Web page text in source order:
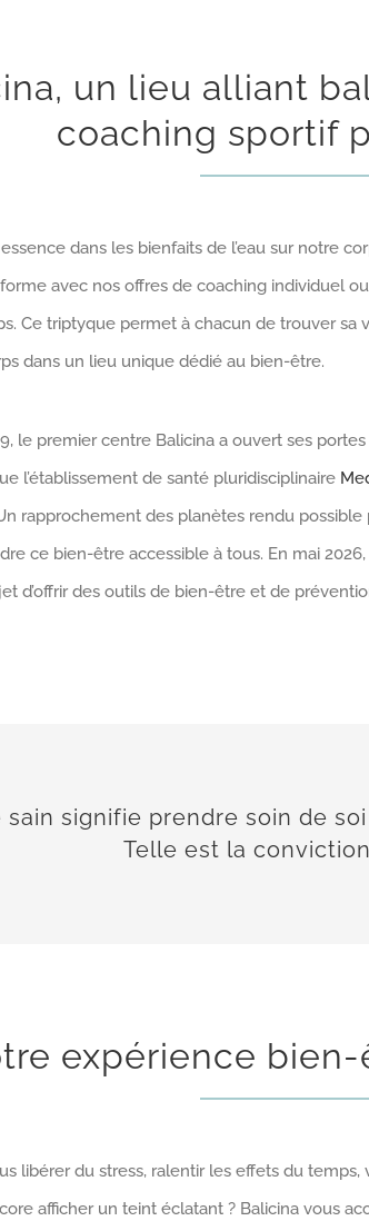
un lieu alliant
coaching sportif
dans les bienfaits de l’eau sur notre
avec nos offres de coaching individuel
Ce triptyque permet à chacun de trouver
dans un lieu unique dédié au bien-être.
le premier centre Balicina a ouvert ses
l’établissement de santé pluridisciplinaire
rapprochement des planètes rendu
ce bien-être accessible à tous. En mai
d’offrir des outils de bien-être et de
signifie prendre soin de
Telle est la
expérience
libérer du stress, ralentir les effets du
afficher un teint éclatant ? Balicina vous